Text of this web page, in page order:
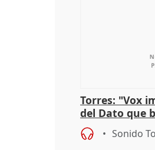
Torres: "Vox
del Dato que
los derechos
Sonido